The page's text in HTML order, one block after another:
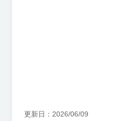
更新日 2026/06/09